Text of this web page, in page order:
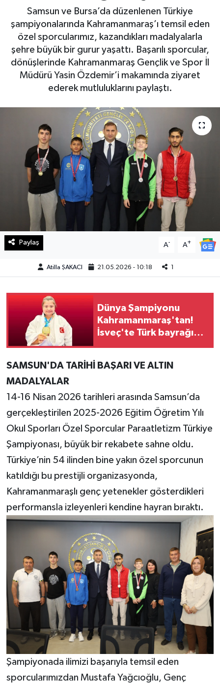
Samsun ve Bursa’da düzenlenen Türkiye
şampiyonalarında Kahramanmaraş’ı temsil eden
özel sporcularımız, kazandıkları madalyalarla
şehre büyük bir gurur yaşattı. Başarılı sporcular,
dönüşlerinde Kahramanmaraş Gençlik ve Spor İl
Müdürü Yasin Özdemir’i makamında ziyaret
ederek mutluluklarını paylaştı.
Paylaş A- A+
Atilla ŞAKACI 21.05.2026 - 10:18 1
Dünya Şampiyonu
Kahramanmaraş'tan!
İsveç'te Türk bayrağını
SAMSUN'DA TARİHİ BAŞARI VE ALTIN
MADALYALAR
14-16 Nisan 2026 tarihleri arasında Samsun’da
gerçekleştirilen 2025-2026 Eğitim Öğretim Yılı
Okul Sporları Özel Sporcular Paraatletizm Türkiye
Şampiyonası, büyük bir rekabete sahne oldu.
Türkiye’nin 54 ilinden bine yakın özel sporcunun
katıldığı bu prestijli organizasyonda,
Kahramanmaraşlı genç yetenekler gösterdikleri
performansla izleyenleri kendine hayran bıraktı.
Şampiyonada ilimizi başarıyla temsil eden
sporcularımızdan Mustafa Yağcıoğlu, Genç
Kültür Sanat
Magazin
Manşet Altı
Resmi İlan
Sağlık
Spor
SürManşet
Teknoloji
Yaşam
KAHRAMANMARAŞ